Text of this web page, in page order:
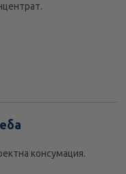
консумация.